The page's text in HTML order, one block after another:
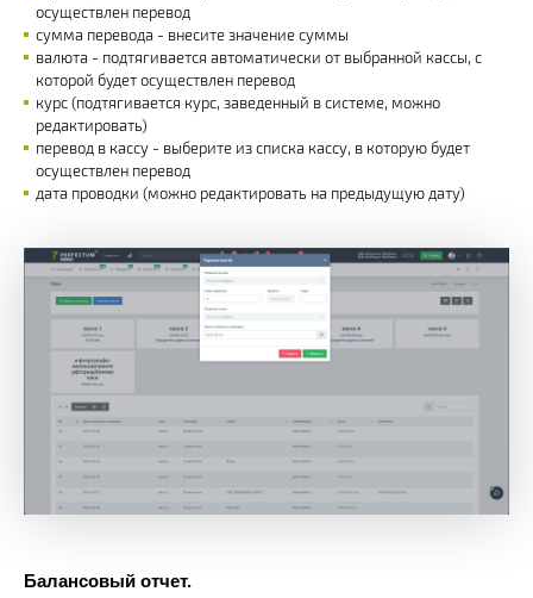
осуществлен перевод
сумма перевода - внесите значение суммы
валюта - подтягивается автоматически от выбранной кассы, с
которой будет осуществлен перевод
курс (подтягивается курс, заведенный в системе, можно
редактировать)
перевод в кассу - выберите из списка кассу, в которую будет
осуществлен перевод
дата проводки (можно редактировать на предыдущую дату)
Балансовый отчет.